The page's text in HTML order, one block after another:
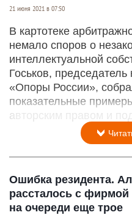
21 июня 2021 в 07:50
В картотеке
немало споров о
интеллектуальной
Госьков, председатель
«Опоры России»,
показательные
авторским правом и
Ошибка резидента.
рассталось с
на очереди еще трое